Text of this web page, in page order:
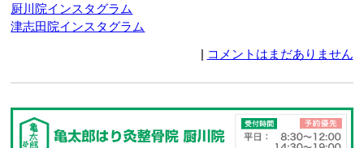
厨川院インスタグラム
津志田院インスタグラム
| コメントはまだありません